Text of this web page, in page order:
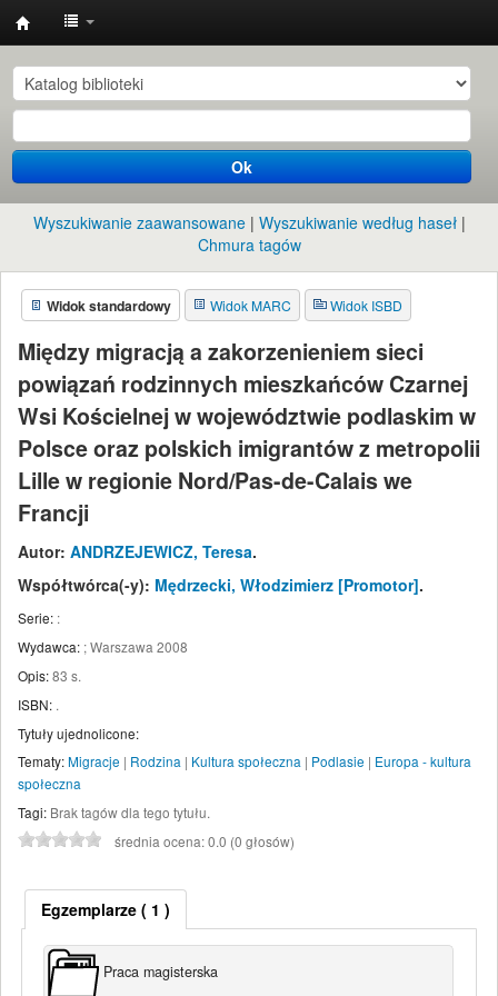
Instytut
Etnologii
i
Antropologii
Kulturowej
UW
Ok
Wyszukiwanie zaawansowane
Wyszukiwanie według haseł
Chmura tagów
Widok standardowy Widok MARC Widok ISBD
Między migracją a zakorzenieniem sieci
powiązań rodzinnych mieszkańców Czarnej
Wsi Kościelnej w województwie podlaskim w
Polsce oraz polskich imigrantów z metropolii
Lille w regionie Nord/Pas-de-Calais we
Francji
Autor: ANDRZEJEWICZ, Teresa.
Współtwórca(-y): Mędrzecki, Włodzimierz [Promotor].
Serie: :
Wydawca: ;Warszawa 2008
Opis:83 s.
ISBN: .
Tytuły ujednolicone:
Tematy:Migracje | Rodzina | Kultura społeczna | Podlasie | Europa - kultura
społeczna
Tagi: Brak tagów dla tego tytułu.
średnia ocena: 0.0 (0 głosów)
Egzemplarze( 1 )
Praca magisterska